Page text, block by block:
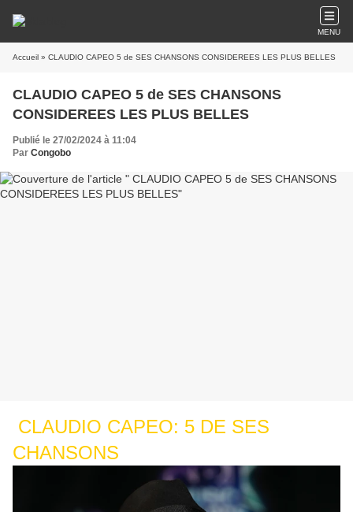
MENU
Accueil » CLAUDIO CAPEO 5 de SES CHANSONS CONSIDEREES LES PLUS BELLES
CLAUDIO CAPEO 5 de SES CHANSONS
CONSIDEREES LES PLUS BELLES
Publié le 27/02/2024 à 11:04
Par Congobo
CLAUDIO CAPEO: 5 DE SES
CHANSONS